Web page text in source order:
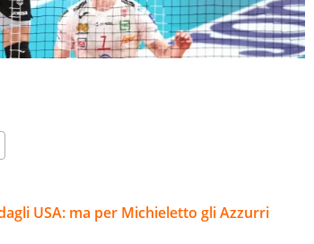
USA: ma per Michieletto gli Azzurri